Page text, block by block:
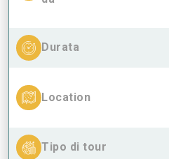
Durata
Location
Tipo di tour